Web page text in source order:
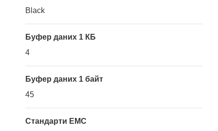
Black
Буфер даних 1 КБ
4
Буфер даних 1 байт
45
Стандарти EMC